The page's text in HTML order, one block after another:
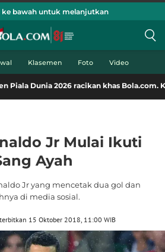
ke bawah untuk melanjutkan
Klasemen Foto Video
racikan khas Bola.com. Klik di sini!
Jr Mulai Ikuti
Ayah
Jr yang mencetak dua gol dan
di media sosial.
15 Oktober 2018, 11:00 WIB